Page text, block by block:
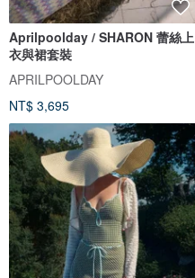
Aprilpoolday / SHARON 蕾絲上
衣與裙套裝
APRILPOOLDAY
NT$ 3,695